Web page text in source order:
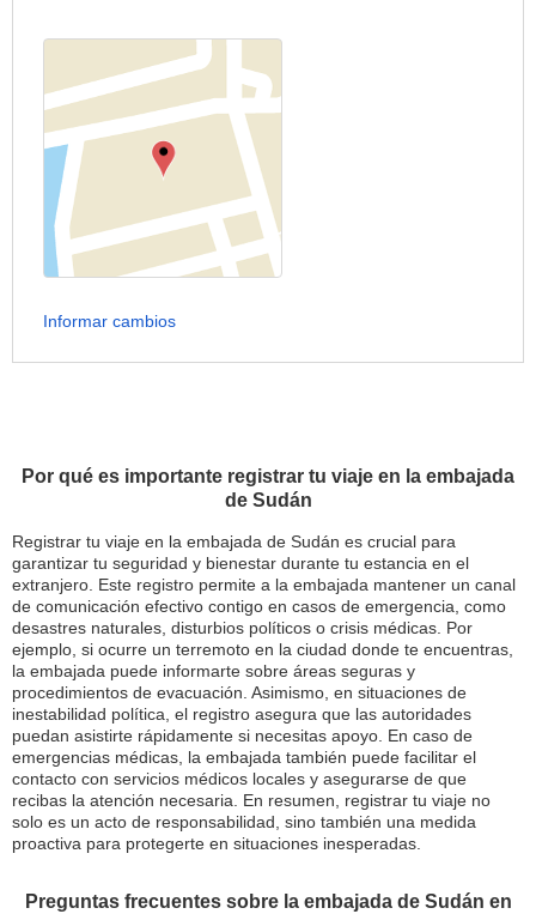
Por qué es importante registrar tu viaje en la embajada
de Sudán
Registrar tu viaje en la embajada de Sudán es crucial para
garantizar tu seguridad y bienestar durante tu estancia en el
extranjero. Este registro permite a la embajada mantener un canal
de comunicación efectivo contigo en casos de emergencia, como
desastres naturales, disturbios políticos o crisis médicas. Por
ejemplo, si ocurre un terremoto en la ciudad donde te encuentras,
la embajada puede informarte sobre áreas seguras y
procedimientos de evacuación. Asimismo, en situaciones de
inestabilidad política, el registro asegura que las autoridades
puedan asistirte rápidamente si necesitas apoyo. En caso de
emergencias médicas, la embajada también puede facilitar el
contacto con servicios médicos locales y asegurarse de que
recibas la atención necesaria. En resumen, registrar tu viaje no
solo es un acto de responsabilidad, sino también una medida
proactiva para protegerte en situaciones inesperadas.
Preguntas frecuentes sobre la embajada de Sudán en
Informar cambios